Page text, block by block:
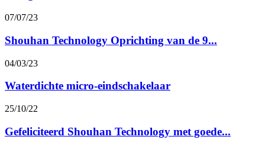
07/07/23
Shouhan Technology Oprichting van de 9...
04/03/23
Waterdichte micro-eindschakelaar
25/10/22
Gefeliciteerd Shouhan Technology met goede...